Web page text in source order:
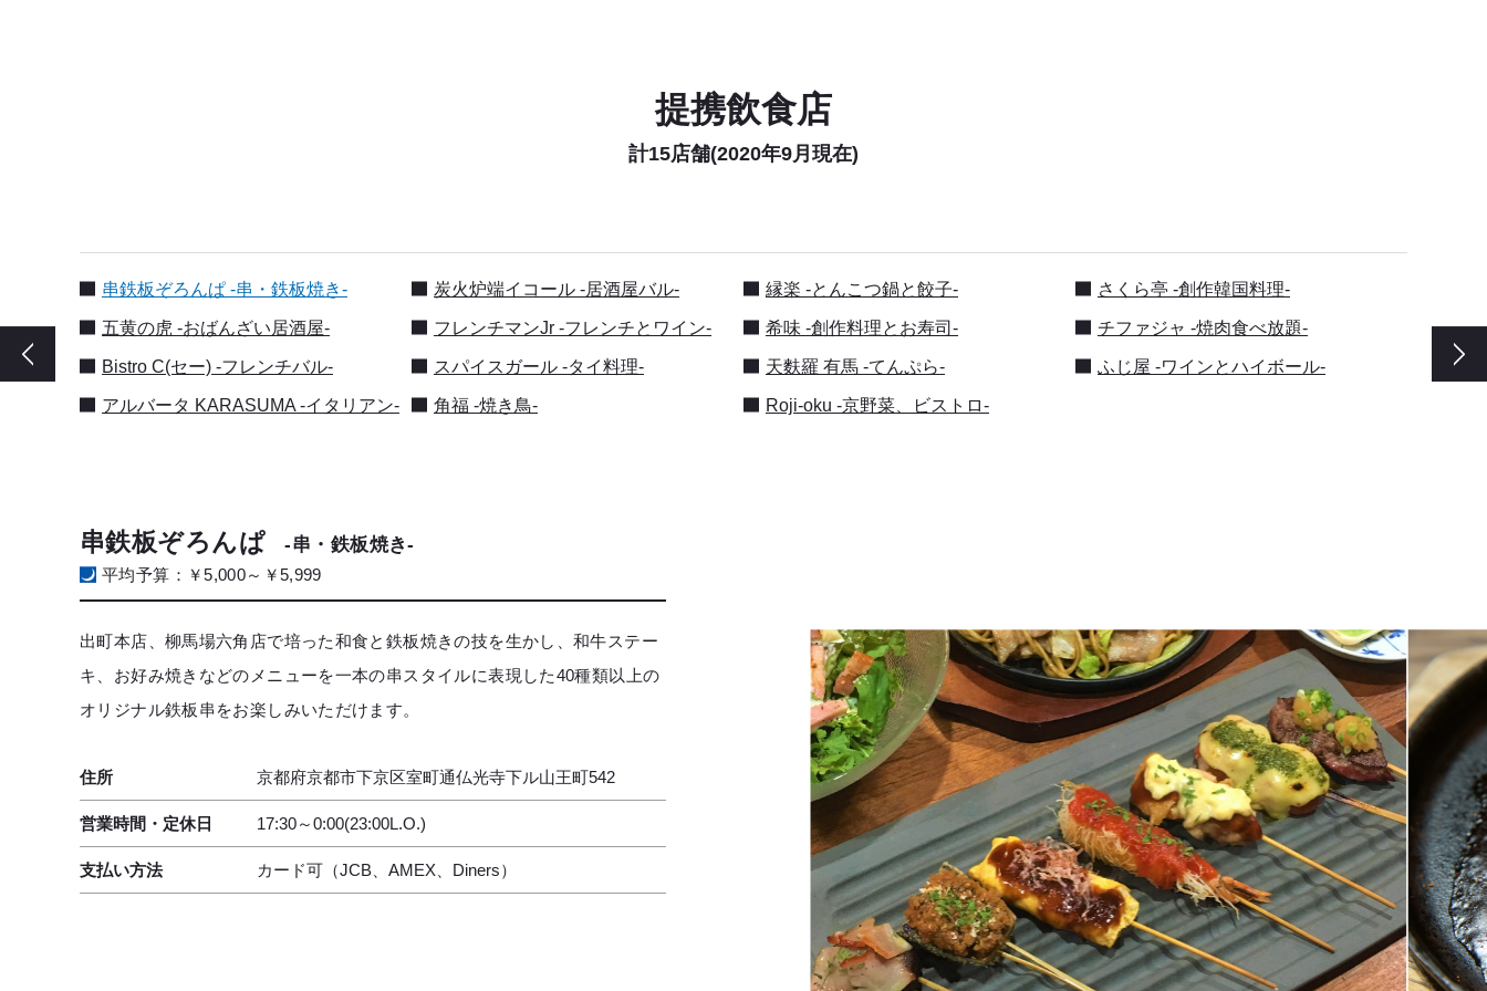
提携飲食店
計15店舗(2020年9月現在)
串鉄板ぞろんぱ -串・鉄板焼き- 炭火炉端イコール -居酒屋バル- 縁楽 -とんこつ鍋と餃子- さくら亭 -創作韓国料理-
五黄の虎 -おばんざい居酒屋- フレンチマンJr -フレンチとワイン- 希味 -創作料理とお寿司- チファジャ -焼肉食べ放題-
Bistro C(セー) -フレンチバル- スパイスガール -タイ料理- 天麩羅 有馬 -てんぷら- ふじ屋 -ワインとハイボール-
アルバータ KARASUMA -イタリアン- 角福 -焼き鳥- Roji-oku -京野菜、ビストロ-
串鉄板ぞろんぱ -串・鉄板焼き-
平均予算：￥5,000～￥5,999
出町本店、柳馬場六角店で培った和食と鉄板焼きの技を生かし、和牛ステー
キ、お好み焼きなどのメニューを一本の串スタイルに表現した40種類以上の
オリジナル鉄板串をお楽しみいただけます。
住所 京都府京都市下京区室町通仏光寺下ル山王町542
営業時間・定休日 17:30～0:00(23:00L.O.)
支払い方法 カード可（JCB、AMEX、Diners）